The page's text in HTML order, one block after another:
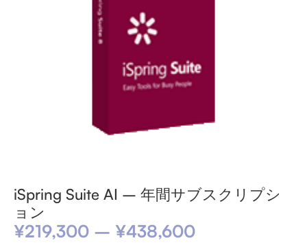
iSpring Suite AI – 年間サブスクリプシ
ョン
¥219,300 – ¥438,600